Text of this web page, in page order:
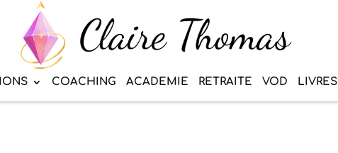
COACHING ACADEMIE RETRAITE VOD LIVRES